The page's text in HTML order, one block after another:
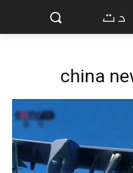
china